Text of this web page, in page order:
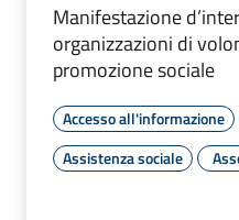
Manifestazione
organizzazioni di
promozione sociale
Accesso all'informazione
Assistenza sociale